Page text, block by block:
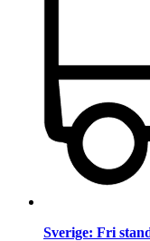
Sverige: Fri